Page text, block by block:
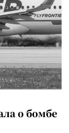
о бомбе